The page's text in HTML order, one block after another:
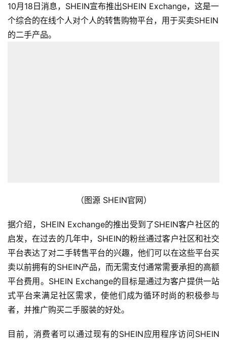
10月18日消息，SHEIN宣布推出SHEIN Exchange，这是一
个综合的在线个人对个人的转售购物平台，用于买卖SHEIN
的二手产品。
（图源 SHEIN官网）
据介绍，SHEIN Exchange的推出受到了SHEIN客户社区的
启发，在过去的几年中，SHEIN的粉丝通过客户社区和社交
平台表达了对二手转售平台的兴趣，他们可以在这些平台买
卖以前拥有的SHEIN产品，而无需支付通常需要承担的高额
平台费用。SHEIN Exchange的目标是通过为客户提供一站
式平台来满足社区需求，使他们成为循环时尚的积极参与
者，并推广购买二手服装的好处。
目前，消费者可以通过现有的SHEIN应用程序访问SHEIN